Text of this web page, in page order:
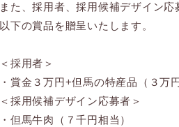
また、採用者、採用候補デザイン応
以下の賞品を贈呈いたします。
＜採用者＞
・賞金３万円+但馬の特産品（３万
＜採用候補デザイン応募者＞
・但馬牛肉（７千円相当）